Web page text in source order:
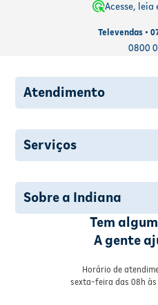
Acesse,
Televendas •
0800
Atendimento
Serviços
Sobre a Indiana
Tem
A gente
Horário de
sexta-feira das 08h